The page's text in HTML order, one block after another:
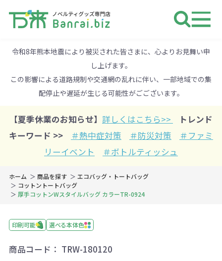
令和8年熊本地震により被災された皆さまに、心よりお見舞い申
し上げます。
この影響による道路規制や交通網の乱れに伴い、一部地域での集
配停止や遅延が生じる可能性がごございます。
【夏季休業のお知らせ】 詳しくはこちら>>
トレンド
キーワード >>
＃熱中症対策 ＃防災対策
＃ファミ
リーイベント
＃ボトルティッシュ
ホーム 商品を探す
エコバッグ・トートバッグ
コットントートバッグ
厚手コットンWスタイルバッグ カラーTR-0924
印刷可能 選べる本体色
商品コード： TRW-180120